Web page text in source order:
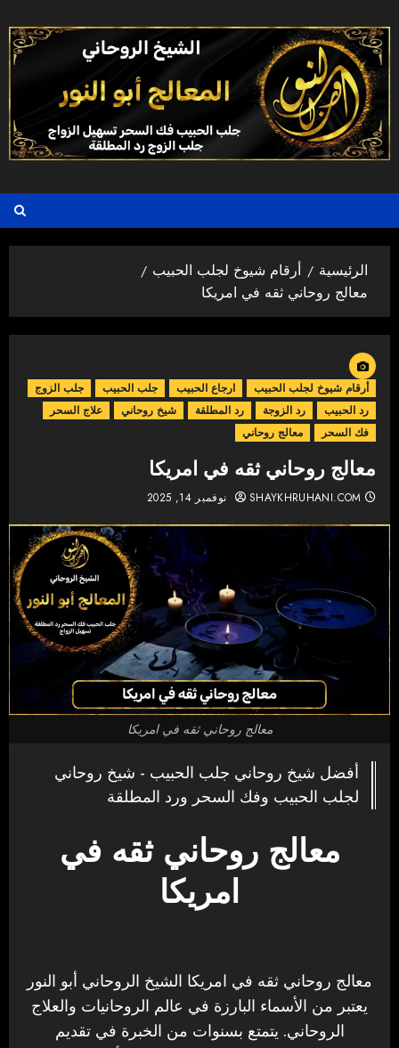
إلى
المحتوى
الرئيسية
أرقام شيوخ لجلب الحبيب
معالج روحاني ثقه في امريكا
أرقام شيوخ لجلب الحبيب ارجاع الحبيب جلب الحبيب
جلب الزوج
رد الحبيب
رد الزوجة رد المطلقة شيخ روحاني
علاج السحر
فك السحر
معالج روحاني
معالج روحاني ثقه في امريكا
SHAYKHRUHANI.COM نوفمبر 14, 2025
معالج روحاني ثقه في امريكا
أفضل شيخ روحاني جلب الحبيب - شيخ روحاني
لجلب الحبيب وفك السحر ورد المطلقة
معالج روحاني ثقه في
امريكا
معالج روحاني ثقه في امريكا الشيخ الروحاني أبو النور
يعتبر من الأسماء البارزة في عالم الروحانيات والعلاج
الروحاني. يتمتع بسنوات من الخبرة في تقديم